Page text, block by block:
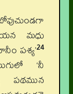
మధు
పశ్య’24
‘నీ
పథమున